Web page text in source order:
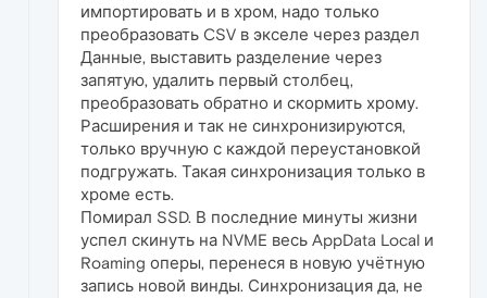
импортировать и в хром, надо только
преобразовать CSV в экселе через раздел
Данные, выставить разделение через
запятую, удалить первый столбец,
преобразовать обратно и скормить хрому.
Расширения и так не синхронизируются,
только вручную с каждой переустановкой
подгружать. Такая синхронизация только в
хроме есть.
Помирал SSD. В последние минуты жизни
успел скинуть на NVME весь AppData Local и
Roaming оперы, перенеся в новую учётную
запись новой винды. Синхронизация да, не